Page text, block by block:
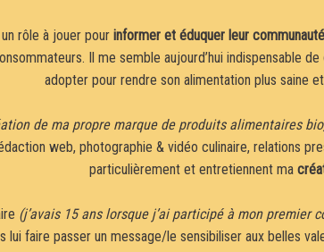
rôle à jouer pour informer et éduquer leur
Il me semble aujourd’hui indispensable de
adopter pour rendre son alimentation plus saine
de ma propre marque de produits alimentaires
web, photographie & vidéo culinaire, relations
particulièrement et entretiennent ma
(j’avais 15 ans lorsque j’ai participé à mon premier
lui faire passer un message/le sensibiliser aux belles